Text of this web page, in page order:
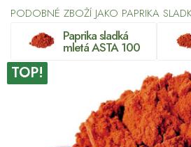
PODOBNÉ ZBOŽÍ JAKO PAPRIKA
Paprika sladká
mletá ASTA 100
TOP!